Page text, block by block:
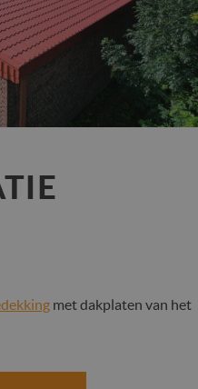
met dakplaten van het